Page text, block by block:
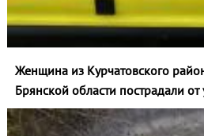
Женщина из Курчатовского
Брянской области пострадали